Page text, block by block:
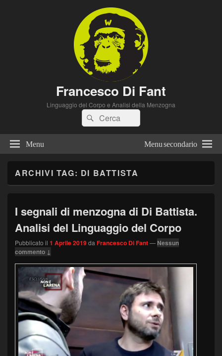
Francesco Di Fant
Linguaggio del Corpo e Analisi della Menzogna
Cerca:Cerca
Menu Menu secondario
ARCHIVI TAG: DI BATTISTA
I segnali di menzogna di Di Battista.
Analisi del Linguaggio del Corpo
Pubblicato il 1 Aprile 2019da Francesco Di Fant— Nessun
commento ↓